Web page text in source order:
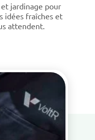
jardinage pour
idées fraîches et
attendent.